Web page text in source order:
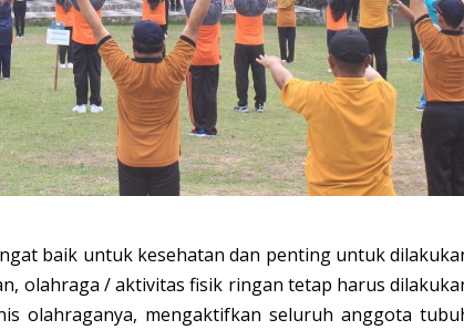
baik untuk kesehatan dan penting untuk
olahraga / aktivitas fisik ringan tetap harus
olahraganya, mengaktifkan seluruh anggota